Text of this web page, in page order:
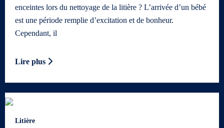
enceintes lors du nettoyage de la litière ? L’arrivée d’un bébé
est une période remplie d’excitation et de bonheur.
Cependant, il
Lire plus
Litière